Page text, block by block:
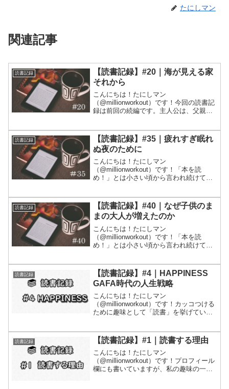
たにしマン
関連記事
読書記録
【読書記録】#20｜海が見える家
それから
こんにちは！たにしマン
（@millionworkout）です！今回の読書記
録は前回の続編です。主人公は、父親の
生活を通じて「働く」ことや、「生きる
こと」について考えさせ...
読書記録
【読書記録】#35｜疲れすぎ眠れ
ぬ夜のために
こんにちは！たにしマン
（@millionworkout）です！「本を読
め！」とは小さい頃から言われ続けてき
ていろいろな種類の人と関わる中で、話
の通じる大人、話が面白い大...
読書記録
【読書記録】#40｜なぜ子供のま
まの大人が増えたのか
こんにちは！たにしマン
（@millionworkout）です！「本を読
め！」とは小さい頃から言われ続けてき
ていろいろな種類の人と関わる中で、話
の通じる大人、話が面白い大...
読書記録
【読書記録】#4｜HAPPINESS
GAFA時代の人生戦略
こんにちは！たにしマン
（@millionworkout）です！カッコつける
ために趣味として「読書」を挙げている
というよりは、個人的に響いた部分にし
ぼって記録していきます...
読書記録 【読書記録】#1｜読書する理由
こんにちは！たにしマン
（@millionworkout）です！プロフィール
欄にも書いていますが、私の趣味の一つ